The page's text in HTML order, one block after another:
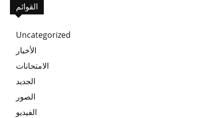
القوائم
Uncategorized
الأخبار
الامتحانات
الجديد
الصور
الفيديو